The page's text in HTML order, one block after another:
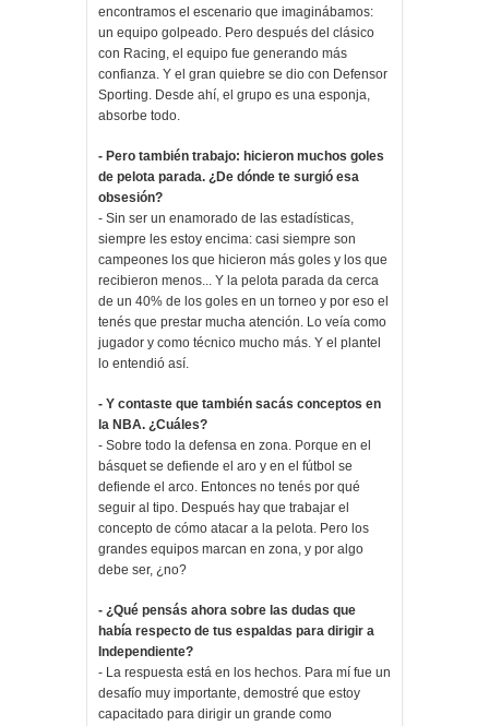
encontramos el escenario que imaginábamos:
un equipo golpeado. Pero después del clásico
con Racing, el equipo fue generando más
confianza. Y el gran quiebre se dio con Defensor
Sporting. Desde ahí, el grupo es una esponja,
absorbe todo.
- Pero también trabajo: hicieron muchos goles
de pelota parada. ¿De dónde te surgió esa
obsesión?
- Sin ser un enamorado de las estadísticas,
siempre les estoy encima: casi siempre son
campeones los que hicieron más goles y los que
recibieron menos... Y la pelota parada da cerca
de un 40% de los goles en un torneo y por eso el
tenés que prestar mucha atención. Lo veía como
jugador y como técnico mucho más. Y el plantel
lo entendió así.
- Y contaste que también sacás conceptos en
la NBA. ¿Cuáles?
- Sobre todo la defensa en zona. Porque en el
básquet se defiende el aro y en el fútbol se
defiende el arco. Entonces no tenés por qué
seguir al tipo. Después hay que trabajar el
concepto de cómo atacar a la pelota. Pero los
grandes equipos marcan en zona, y por algo
debe ser, ¿no?
- ¿Qué pensás ahora sobre las dudas que
había respecto de tus espaldas para dirigir a
Independiente?
- La respuesta está en los hechos. Para mí fue un
desafío muy importante, demostré que estoy
capacitado para dirigir un grande como